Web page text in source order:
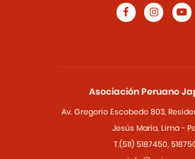
Asociación Peruano
Av. Gregorio Escobedo 803,
Jesús Maria, Lima -
T.(511) 5187450,